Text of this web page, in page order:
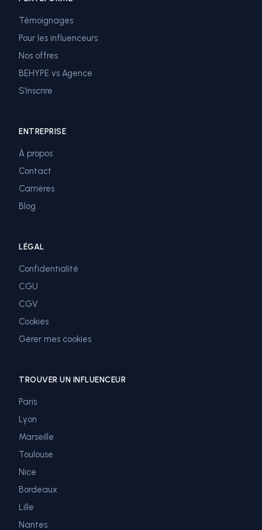
Témoignages
Pour les influenceurs
Nos offres
BEHYPE vs Agence
S'inscrire
ENTREPRISE
À propos
Contact
Carrières
Blog
LÉGAL
Confidentialité
CGU
CGV
Cookies
Gérer mes cookies
TROUVER UN INFLUENCEUR
Paris
Lyon
Marseille
Toulouse
Nice
Bordeaux
Lille
Nantes